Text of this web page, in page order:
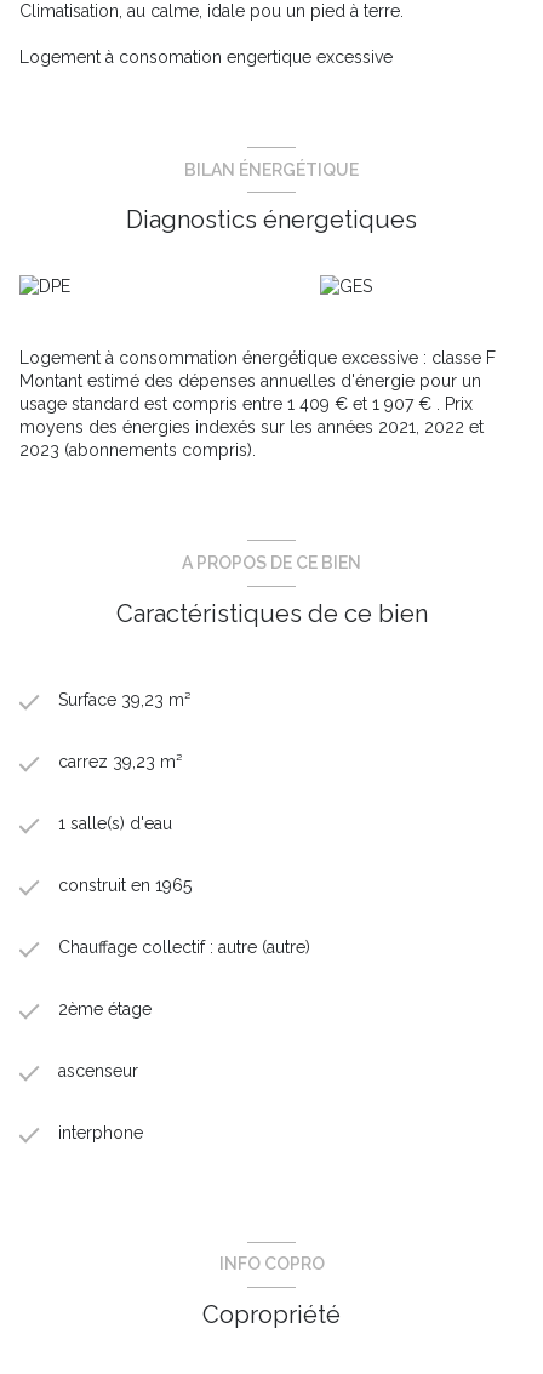
Climatisation, au calme, idale pou un pied à terre.
Logement à consomation engertique excessive
BILAN ÉNERGÉTIQUE
Diagnostics énergetiques
Logement à consommation énergétique excessive : classe F
Montant estimé des dépenses annuelles d'énergie pour un
usage standard est compris entre 1 409 € et 1 907 € . Prix
moyens des énergies indexés sur les années 2021, 2022 et
2023 (abonnements compris).
A PROPOS DE CE BIEN
Caractéristiques de ce bien
Surface 39,23 m²
carrez 39,23 m²
1 salle(s) d'eau
construit en 1965
Chauffage collectif : autre (autre)
2ème étage
ascenseur
interphone
INFO COPRO
Copropriété